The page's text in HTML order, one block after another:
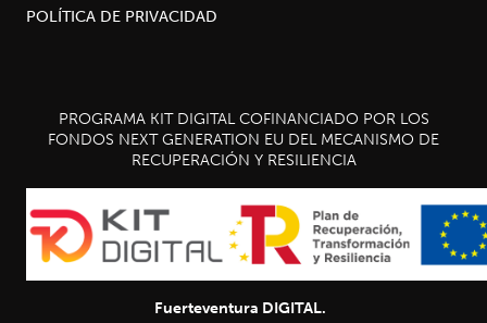
POLÍTICA DE PRIVACIDAD
PROGRAMA KIT DIGITAL COFINANCIADO POR LOS
FONDOS NEXT GENERATION EU DEL MECANISMO DE
RECUPERACIÓN Y RESILIENCIA
Fuerteventura DIGITAL.